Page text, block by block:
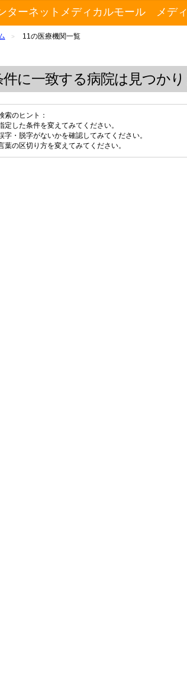
ターネットメディカルモール メデ
> 11の医療機関一覧
件に一致する病院は見つかり
索のヒント：
定した条件を変えてみてください。
字・脱字がないかを確認してみてください。
葉の区切り方を変えてみてください。